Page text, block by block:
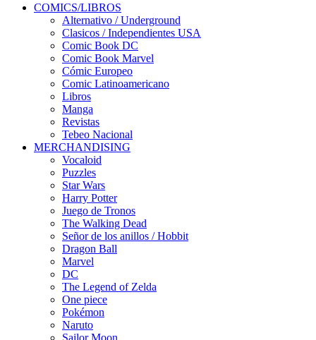
COMICS/LIBROS
Alternativo / Underground
Clasicos / Independientes USA
Comic Book DC
Comic Book Marvel
Cómic Europeo
Comic Latinoamericano
Libros
Manga
Revistas
Tebeo Nacional
MERCHANDISING
Vocaloid
Puzzles
Star Wars
Harry Potter
Juego de Tronos
The Walking Dead
Señor de los anillos / Hobbit
Dragon Ball
Marvel
DC
The Legend of Zelda
One piece
Pokémon
Naruto
Sailor Moon